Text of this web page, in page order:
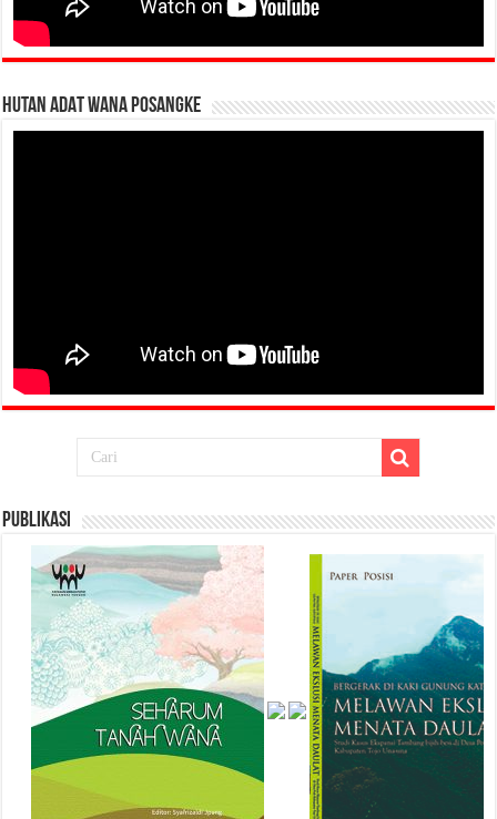
HUTAN ADAT WANA POSANGKE
Publikasi